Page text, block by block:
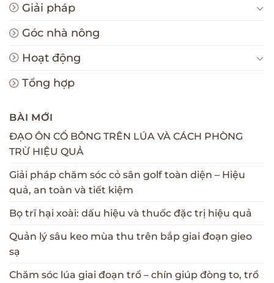
Giải pháp
Góc nhà nông
Hoạt động
Tổng hợp
BÀI MỚI
ĐẠO ÔN CỔ BÔNG TRÊN LÚA VÀ CÁCH PHÒNG
TRỪ HIỆU QUẢ
Giải pháp chăm sóc cỏ sân golf toàn diện – Hiệu
quả, an toàn và tiết kiệm
Bọ trĩ hại xoài: dấu hiệu và thuốc đặc trị hiệu quả
Quản lý sâu keo mùa thu trên bắp giai đoạn gieo
sạ
Chăm sóc lúa giai đoạn trổ – chín giúp đòng to, trổ